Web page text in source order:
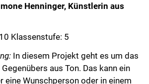
Henninger, Künstlerin aus
Klassenstufe: 5
In diesem Projekt geht es um das
aus Ton. Das kann ein
eine Wunschperson oder in einem